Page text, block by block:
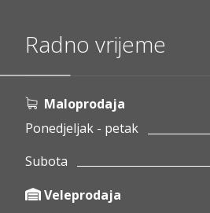
Radno vrijeme
Maloprodaja
Ponedjeljak - petak
Subota
Veleprodaja